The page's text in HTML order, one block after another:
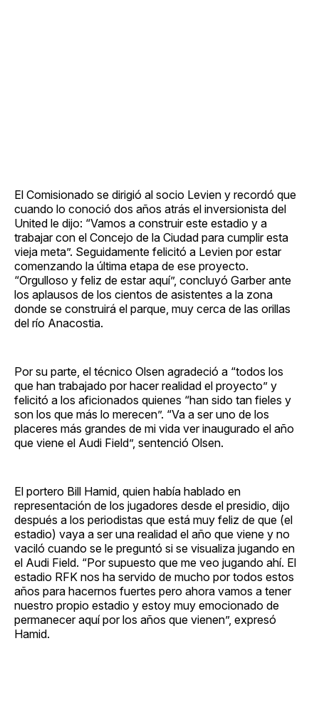
El Comisionado se dirigió al socio Levien y recordó que
cuando lo conoció dos años atrás el inversionista del
United le dijo: “Vamos a construir este estadio y a
trabajar con el Concejo de la Ciudad para cumplir esta
vieja meta”. Seguidamente felicitó a Levien por estar
comenzando la última etapa de ese proyecto.
“Orgulloso y feliz de estar aquí”, concluyó Garber ante
los aplausos de los cientos de asistentes a la zona
donde se construirá el parque, muy cerca de las orillas
del río Anacostia.
Por su parte, el técnico Olsen agradeció a “todos los
que han trabajado por hacer realidad el proyecto” y
felicitó a los aficionados quienes “han sido tan fieles y
son los que más lo merecen”. “Va a ser uno de los
placeres más grandes de mi vida ver inaugurado el año
que viene el Audi Field”, sentenció Olsen.
El portero Bill Hamid, quien había hablado en
representación de los jugadores desde el presidio, dijo
después a los periodistas que está muy feliz de que (el
estadio) vaya a ser una realidad el año que viene y no
vaciló cuando se le preguntó si se visualiza jugando en
el Audi Field. “Por supuesto que me veo jugando ahí. El
estadio RFK nos ha servido de mucho por todos estos
años para hacernos fuertes pero ahora vamos a tener
nuestro propio estadio y estoy muy emocionado de
permanecer aquí por los años que vienen”, expresó
Hamid.